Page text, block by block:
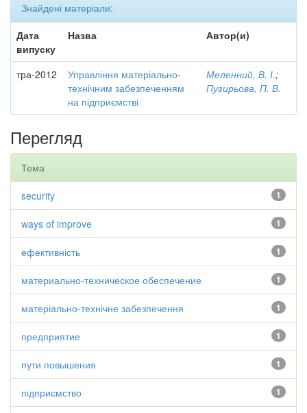
Знайдені матеріали:
Дата
випуску
Назва Автор(и)
тра-2012
Управління матеріально-
технічним забезпеченням
на підприємстві
Меленний, В. І.;
Пузирьова, П. В.
Перегляд
Тема
1
security
1
ways of improve
1
ефективність
1
материально-техническое обеспечение
1
матеріально-технічне забезпечення
1
предприятие
1
пути повышения
1
підприємство